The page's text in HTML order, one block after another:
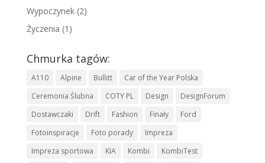
Wypoczynek(2)
Życzenia (1)
Chmurka tagów:
A110 Alpine Bullitt
Car of the Year Polska
Ceremonia Ślubna
COTY PL Design
DesignForum
Dostawczaki
Drift Fashion Finały
Ford
Fotoinspiracje
Foto porady
Impreza
Impreza sportowa
KIA Kombi
KombiTest